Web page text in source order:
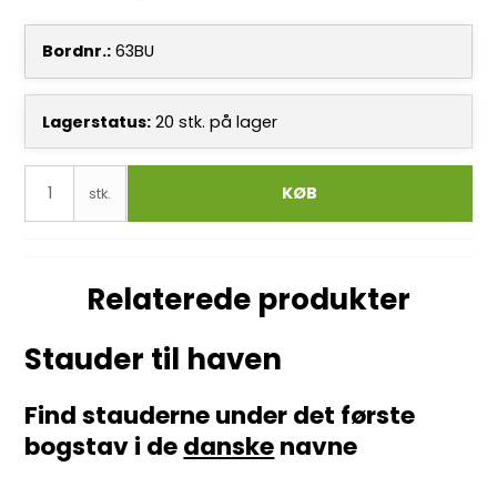
Bordnr.: 63BU
Lagerstatus: 20 stk. på lager
stk. KØB
Relaterede produkter
Stauder til haven
Find stauderne under det første
bogstav i dedanskenavne